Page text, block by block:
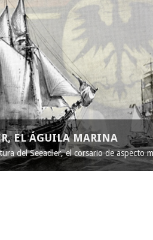
EL ÁGUILA MARINA
del Seeadler, el corsario de aspecto